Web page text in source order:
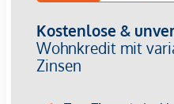
Pflanztröge auf
3% Kundenprovision